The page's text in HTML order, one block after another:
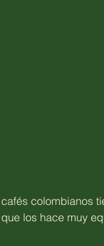
colombianos
que los hace muy